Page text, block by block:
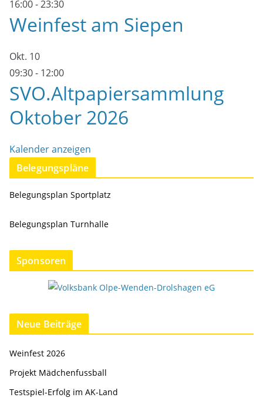
16:00-23:30
Weinfest am Siepen
Okt. 10
09:30- 12:00
SVO.Altpapiersammlung
Oktober 2026
Kalender anzeigen
Belegungspläne
Belegungsplan Sportplatz
Belegungsplan Turnhalle
Sponsoren
Neue Beiträge
Weinfest 2026
Projekt Mädchenfussball
Testspiel-Erfolg im AK-Land